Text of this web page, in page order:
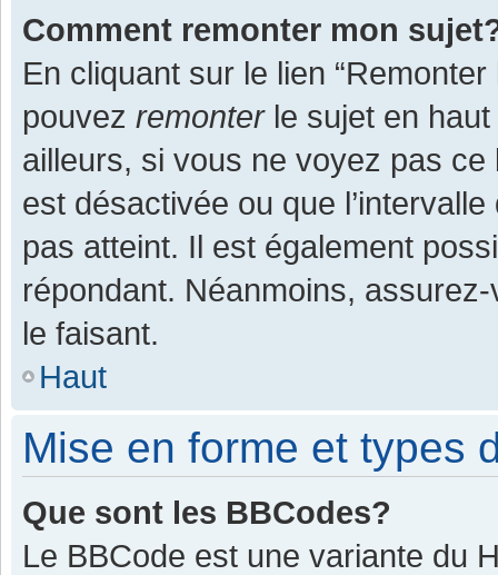
Comment remonter mon
En cliquant sur le lien
pouvez remonterle sujet en haut
ailleurs, si vous ne voyez pas
est désactivée ou que
pas atteint. Il est également
répondant. Néanmoins,
le faisant.
Haut
Mise en forme et types
Que sont les BBCodes?
Le BBCode est une variante du